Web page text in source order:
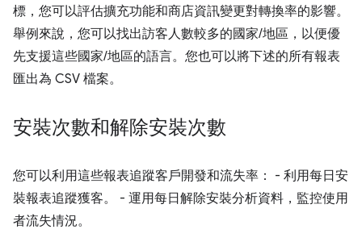
標，您可以評估擴充功能和商店資訊變更對轉換率的影響。
舉例來說，您可以找出訪客人數較多的國家/地區，以便優
先支援這些國家/地區的語言。您也可以將下述的所有報表
匯出為 CSV 檔案。
安裝次數和解除安裝次數
您可以利用這些報表追蹤客戶開發和流失率： - 利用每日安
裝報表追蹤獲客。 - 運用每日解除安裝分析資料，監控使用
者流失情況。